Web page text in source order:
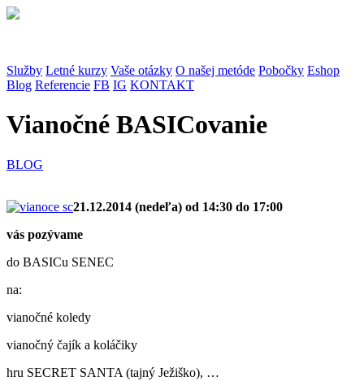
Služby Letné kurzy Vaše otázky O našej metóde Pobočky Eshop
Blog Referencie FB IG KONTAKT
Vianočné BASICovanie
BLOG
21.12.2014 (nedeľa) od 14:30 do 17:00
vás pozývame
do BASICu SENEC
na:
vianočné koledy
vianočný čajík a koláčiky
hru SECRET SANTA (tajný Ježiško), …